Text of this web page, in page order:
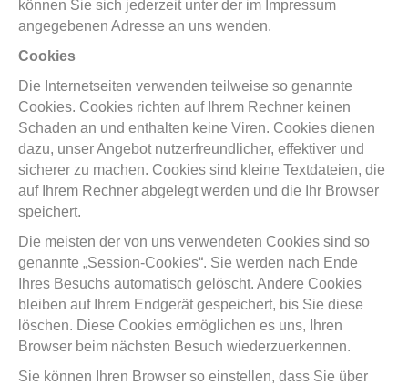
können Sie sich jederzeit unter der im Impressum
angegebenen Adresse an uns wenden.
Cookies
Die Internetseiten verwenden teilweise so genannte
Cookies. Cookies richten auf Ihrem Rechner keinen
Schaden an und enthalten keine Viren. Cookies dienen
dazu, unser Angebot nutzerfreundlicher, effektiver und
sicherer zu machen. Cookies sind kleine Textdateien, die
auf Ihrem Rechner abgelegt werden und die Ihr Browser
speichert.
Die meisten der von uns verwendeten Cookies sind so
genannte „Session-Cookies“. Sie werden nach Ende
Ihres Besuchs automatisch gelöscht. Andere Cookies
bleiben auf Ihrem Endgerät gespeichert, bis Sie diese
löschen. Diese Cookies ermöglichen es uns, Ihren
Browser beim nächsten Besuch wiederzuerkennen.
Sie können Ihren Browser so einstellen, dass Sie über